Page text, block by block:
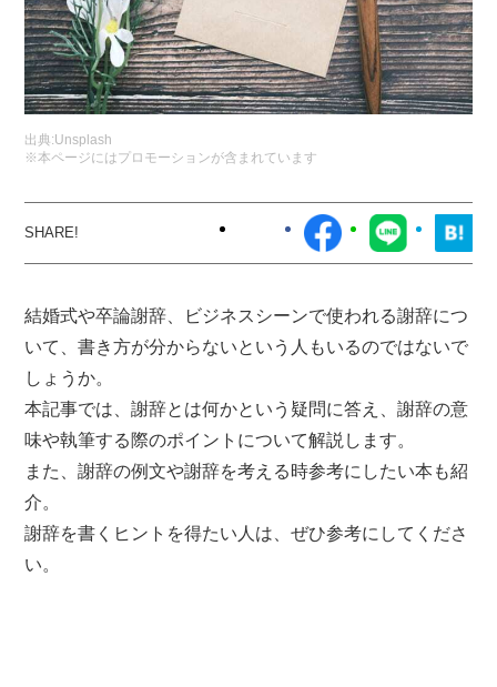
出典:Unsplash
※本ページにはプロモーションが含まれています
結婚式や卒論謝辞、ビジネスシーンで使われる謝辞につ
いて、書き方が分からないという人もいるのではないで
しょうか。
本記事では、謝辞とは何かという疑問に答え、謝辞の意
味や執筆する際のポイントについて解説します。
また、謝辞の例文や謝辞を考える時参考にしたい本も紹
介。
謝辞を書くヒントを得たい人は、ぜひ参考にしてくださ
い。